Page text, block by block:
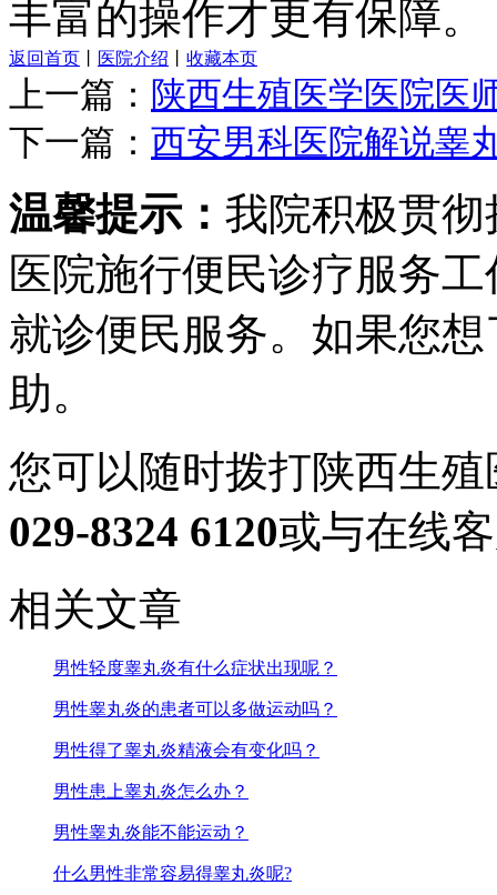
丰富的操作才更有保障。
返回首页 医院介绍 收藏本页
上一篇： 陕西生殖医学医院医
下一篇： 西安男科医院解说睾
温馨提示： 我院积极贯
医院施行便民诊疗服务
就诊便民服务。如果您
助。
您可以随时拨打陕西生
029-8324 6120或与在线
相关文章
男性轻度睾丸炎有什么症状出现呢？
男性睾丸炎的患者可以多做运动吗？
男性得了睾丸炎精液会有变化吗？
男性患上睾丸炎怎么办？
男性睾丸炎能不能运动？
什么男性非常容易得睾丸炎呢?